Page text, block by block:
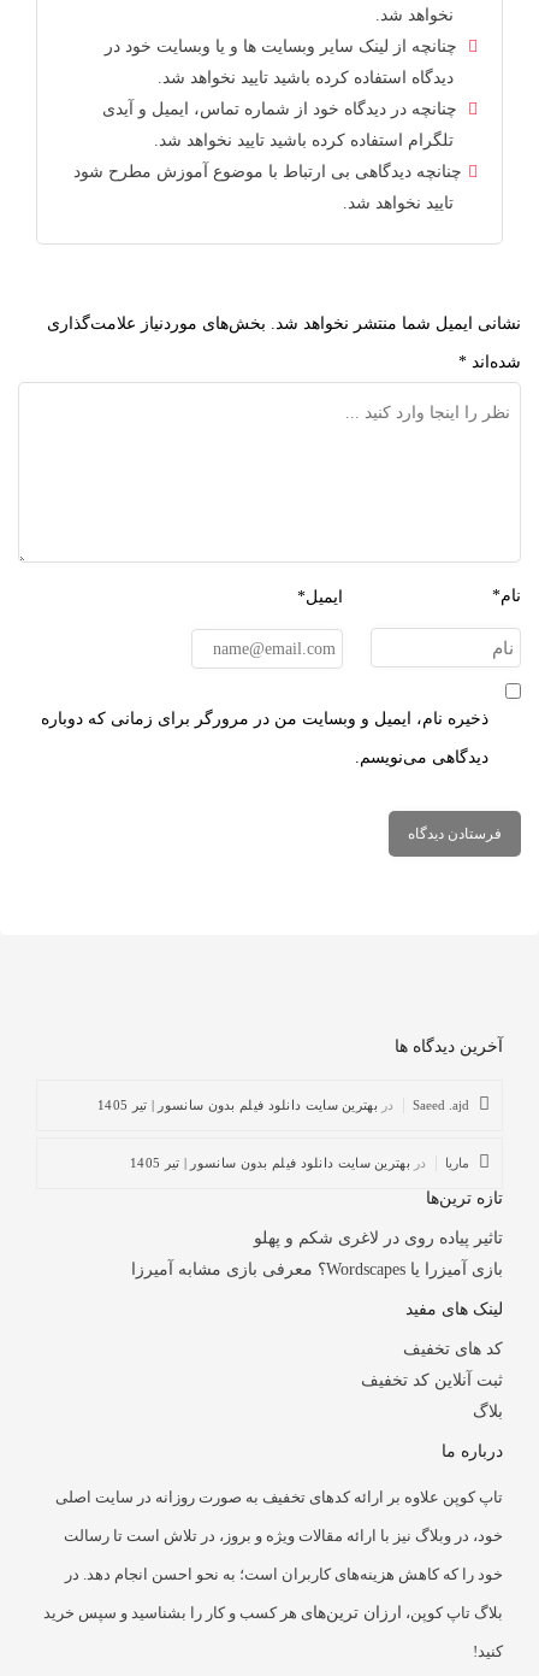
نخواهد شد.
چنانچه از لینک سایر وبسایت ها و یا وبسایت خود در
دیدگاه استفاده کرده باشید تایید نخواهد شد.
چنانچه در دیدگاه خود از شماره تماس، ایمیل و آیدی
تلگرام استفاده کرده باشید تایید نخواهد شد.
چنانچه دیدگاهی بی ارتباط با موضوع آموزش مطرح شود
تایید نخواهد شد.
نشانی ایمیل شما منتشر نخواهد شد. بخش‌های موردنیاز علامت‌گذاری
شده‌اند *
نام* ایمیل*
ذخیره نام، ایمیل و وبسایت من در مرورگر برای زمانی که دوباره
دیدگاهی می‌نویسم.
آخرین دیدگاه ها
Saeed .ajd در بهترین سایت دانلود فیلم بدون سانسور | تیر 1405
ماریا در بهترین سایت دانلود فیلم بدون سانسور | تیر 1405
تازه ترین‌ها
تاثیر پیاده روی در لاغری شکم و پهلو
بازی آمیزرا یا Wordscapes؟ معرفی بازی مشابه آمیرزا
لینک های مفید
کد های تخفیف
ثبت آنلاین کد تخفیف
بلاگ
درباره ما
تاپ کوپن علاوه بر ارائه کدهای تخفیف به صورت روزانه در سایت اصلی
خود، در وبلاگ نیز با ارائه مقالات ویژه و بروز، در تلاش است تا رسالت
خود را که کاهش هزینه‌های کاربران است؛ به نحو احسن انجام دهد. در
بلاگ تاپ کوپن،ارزان ترین‌های هر کسب و کار را بشناسید و سپس خرید
کنید!